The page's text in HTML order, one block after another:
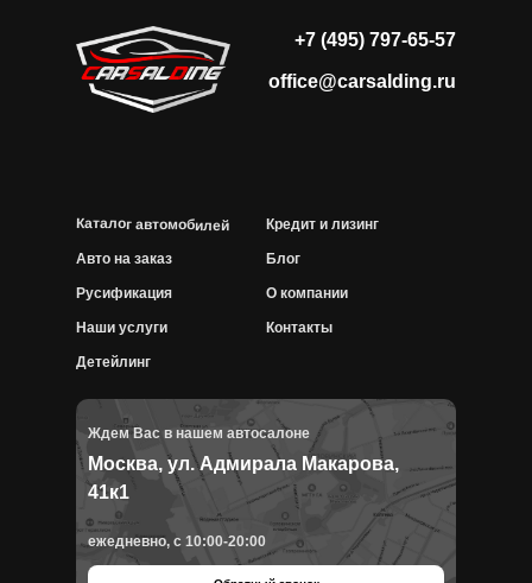
Контакты
Кредит и лизинг
Блог
Наши услуги
office@carsalding.ru
Авто на заказ
Русификация
Детейлинг
О компании
+7 (495) 797-65-57
Каталог автомобилей
Москва, ул. Адмирала Макарова,
41к1
ежедневно, с 10:00-20:00
Ждем Вас в нашем автосалоне